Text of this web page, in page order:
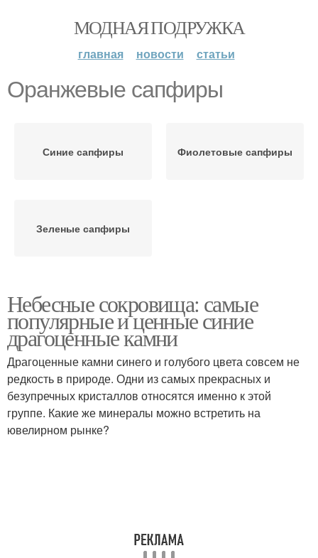
МОДНАЯ ПОДРУЖКА
главная новости статьи
Оранжевые сапфиры
Синие сапфиры Фиолетовые сапфиры
Зеленые сапфиры
Небесные сокровища: самые
популярные и ценные синие
драгоценные камни
Драгоценные камни синего и голубого цвета совсем не
редкость в природе. Одни из самых прекрасных и
безупречных кристаллов относятся именно к этой
группе. Какие же минералы можно встретить на
ювелирном рынке?